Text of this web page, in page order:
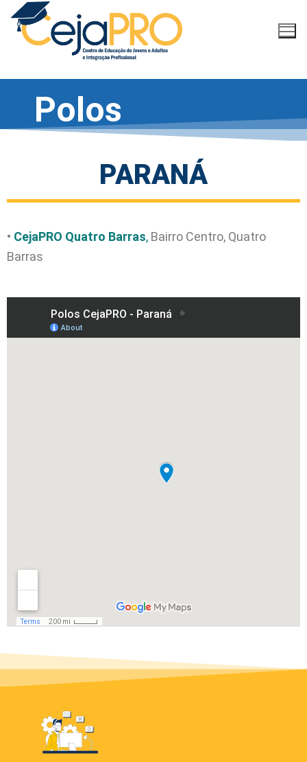
Polos
PARANÁ
• CejaPRO Quatro Barras, Bairro Centro, Quatro
Barras